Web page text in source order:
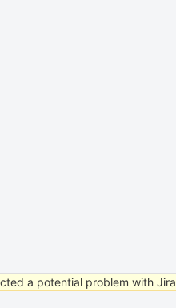
a potential problem with